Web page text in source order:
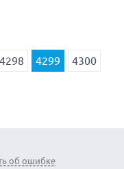
4298 4299
4300
об ошибке